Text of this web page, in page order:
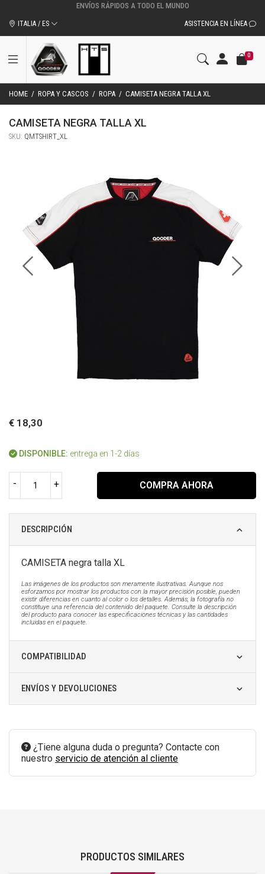
ITALIA / ES ASISTENCIA EN LÍNEA
0
HOME / ROPA Y CASCOS / ROPA / CAMISETA NEGRA TALLA XL
CAMISETA NEGRA TALLA XL
SKU: QMTSHIRT_XL
€ 18,30
DISPONIBLE: entrega en 1-2 días
- + COMPRA AHORA
DESCRIPCIÓN
CAMISETA negra talla XL
Las imágenes de los productos son meramente ilustrativas. Aunque nos
esforzamos por mostrar los productos con la mayor precisión posible, pueden
existir diferencias en cuanto al color o los detalles. Además, la fotografía no
constituye una referencia del contenido del paquete. Consulte la descripción
del producto para conocer las especificaciones técnicas y las cantidades
incluidas en el paquete.
COMPATIBILIDAD
ENVÍOS Y DEVOLUCIONES
¿Tiene alguna duda o pregunta? Contacte con
nuestro servicio de atención al cliente
PRODUCTOS SIMILARES